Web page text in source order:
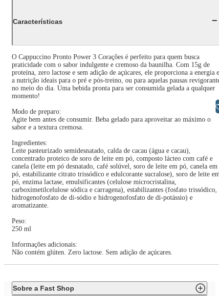
Características
O Cappuccino Pronto Power 3 Corações é perfeito para quem busca
praticidade com o sabor indulgente e cremoso da baunilha. Com 15g de
proteína, zero lactose e sem adição de açúcares, ele proporciona a energia e
a nutrição ideais para o pré e pós-treino, ou para aquelas pausas
no meio do dia. Uma bebida pronta para ser consumida gelada a qualquer
momento!
Modo de preparo:
Agite bem antes de consumir. Beba gelado para aproveitar ao máximo o
sabor e a textura cremosa.
Ingredientes:
Leite pasteurizado semidesnatado, calda de cacau (água e cacau),
concentrado proteico de soro de leite em pó, composto lácteo com café e
canela (leite em pó desnatado, café solúvel, soro de leite em pó, canela em
pó, estabilizante citrato trissódico e edulcorante sucralose), soro de leite
pó, enzima lactase, emulsificantes (celulose microcristalina,
carboximetilcelulose sódica e carragena), estabilizantes (fosfato trissódico,
hidrogenofosfato de di-sódio e hidrogenofosfato de di-potássio) e
aromatizante.
Peso:
250 ml
Informações adicionais:
Não contém glúten. Zero lactose. Sem adição de açúcares.
Sobre a Fast Shop